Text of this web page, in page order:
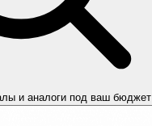
и аналоги под ваш бюджет